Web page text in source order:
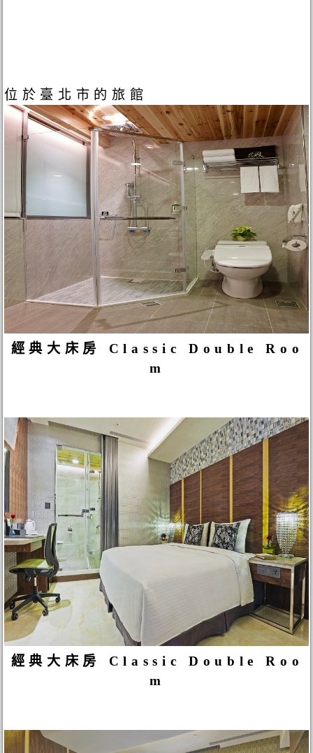
位於臺北市的旅館
經典大床房 Classic Double Roo
m
經典大床房 Classic Double Roo
m